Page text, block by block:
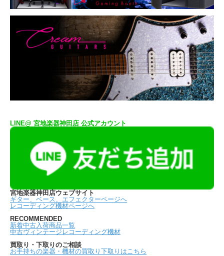
LINE@ 宮地楽器神田店 公式アカウント
宮地楽器神田店ウェブサイト
ギター、ベース、エフェクターページへ
レコーディング機材ページへ
RECOMMENDED
新着中古入荷商品一覧
中古ヴィンテージレコーディング機材
買取り・下取りのご相談
お手持ちの楽器・機材の買取り下取りはこちら